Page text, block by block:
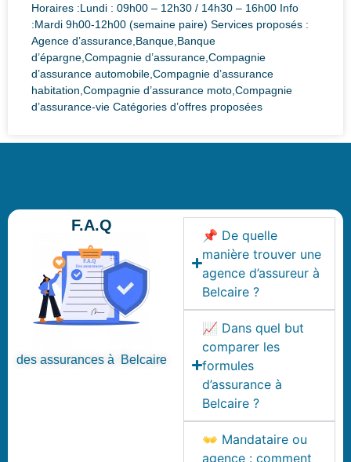
Horaires :Lundi : 09h00 – 12h30 / 14h30 – 16h00 Info
:Mardi 9h00-12h00 (semaine paire) Services proposés :
Agence d’assurance,Banque,Banque
d’épargne,Compagnie d’assurance,Compagnie
d’assurance automobile,Compagnie d’assurance
habitation,Compagnie d’assurance moto,Compagnie
d’assurance-vie Catégories d’offres proposées
F.A.Q
des assurances à Belcaire
📌 De quelle
manière trouver une
agence d’assureur à
Belcaire ?
📈 Dans quel but
comparer les
formules
d’assurance à
Belcaire ?
👐 Mandataire ou
agence : comment